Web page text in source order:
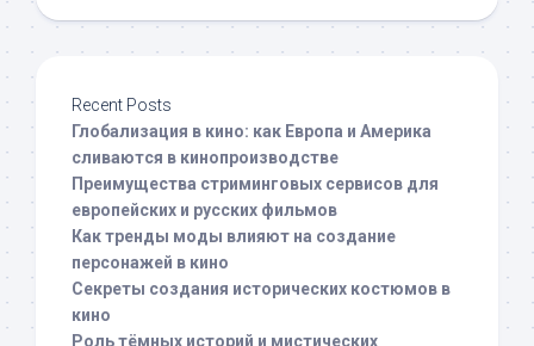
Recent Posts
Глобализация в кино: как Европа и Америка
сливаются в кинопроизводстве
Преимущества стриминговых сервисов для
европейских и русских фильмов
Как тренды моды влияют на создание
персонажей в кино
Секреты создания исторических костюмов в
кино
Роль тёмных историй и мистических